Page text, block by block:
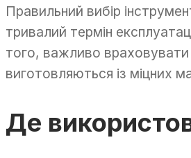
Правильний вибір
тривалий термін
того, важливо враховувати
виготовляються із міцних
Де